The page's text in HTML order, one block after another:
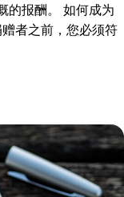
的报酬。 如何成为
者之前，您必须符